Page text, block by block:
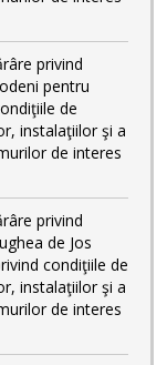
privind
pentru
de
instalaţiilor şi a
de interes
privind
de Jos
condiţiile de
instalaţiilor şi a
de interes